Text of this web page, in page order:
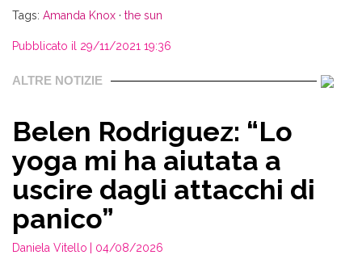
Tags: Amanda Knox · the sun
Pubblicato il 29/11/2021 19:36
ALTRE NOTIZIE
Belen Rodriguez: “Lo
yoga mi ha aiutata a
uscire dagli attacchi di
panico”
Daniela Vitello | 04/08/2026